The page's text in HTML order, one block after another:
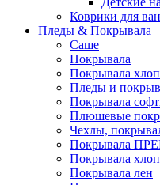
Коврики для
Пледы & Покрывала
Саше
Покрывала
Покрывала
Пледы и
Покрывала
Плюшевые
Чехлы,
Покрывала
Покрывала
Покрывала лен